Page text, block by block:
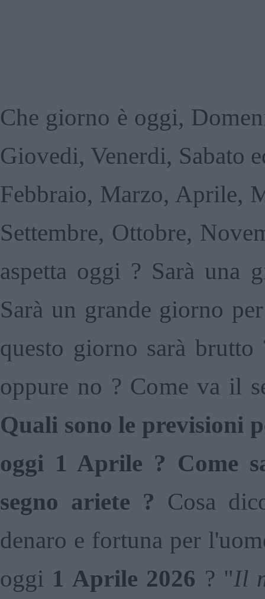
Che giorno è oggi,
Giovedi, Venerdi, Sabato
Febbraio, Marzo, Aprile,
Settembre, Ottobre,
aspetta oggi ? Sarà una
Sarà un grande giorno
questo giorno sarà
oppure no ? Come va il
Quali sono le previsioni
oggi 1 Aprile ? Come
segno ariete ? Cosa
denaro e fortuna per
oggi 1 Aprile 2026 ? "Il